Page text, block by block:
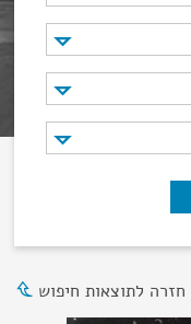
חזרה לתוצאות חיפוש